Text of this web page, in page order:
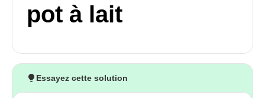
pot à lait
Essayez cette solution